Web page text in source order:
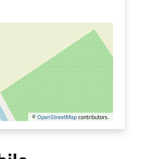
© OpenStreetMapcontributors.